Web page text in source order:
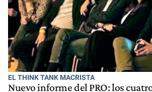
EL THINK TANK MACRISTA
Nuevo informe del PRO: los